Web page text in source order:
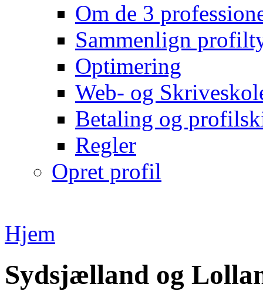
Om de 3
Sammenlign
Optimering
Web- og
Betaling og
Regler
Opret profil
Hjem
Sydsjælland og